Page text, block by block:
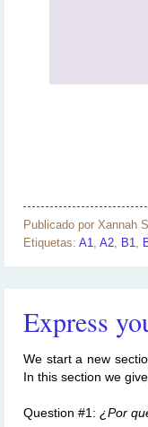
Publicado por Xannah
Etiquetas: A1 A2 B1
Express
We start a new
In this section we
Question #1: ¿Por